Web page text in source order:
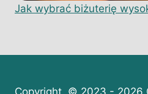
Jak wybrać biżuterię